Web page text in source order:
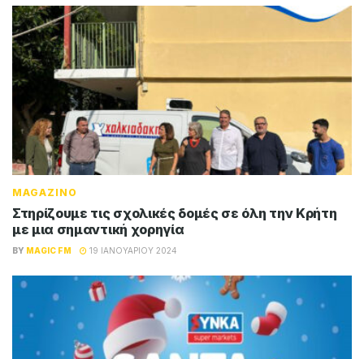
MAGAZINO
Στηρίζουμε τις σχολικές δομές σε όλη την Κρήτη
με μια σημαντική χορηγία
BY MAGIC FM 19 ΙΑΝΟΥΑΡΊΟΥ 2024